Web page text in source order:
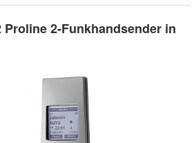
Proline 2-Funkhandsender in